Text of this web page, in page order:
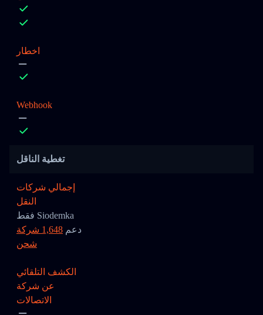
اخطار
Webhook
تغطية الناقل
إجمالي شركات
النقل
فقط Siodemka
دعم
1,648 شركة
شحن
الكشف التلقائي
عن شركة
الاتصالات